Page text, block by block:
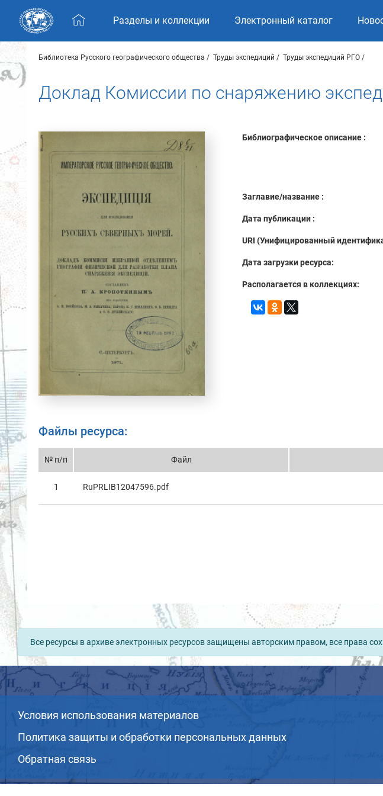
Skip navigation
Разделы и коллекции Электронный каталог
Библиотека Русского географического общества Труды экспедиций Труды экспедиций РГО
Доклад Комиссии по снаряжению
Библиографическое описание :
Заглавие/название :
Дата публикации :
URI (Унифицированный
Дата загрузки ресурса:
Располагается в коллекциях:
Файлы ресурса:
№ п/п Файл
1 RuPRLIB12047596.pdf
Все ресурсы в архиве электронных ресурсов защищены авторским правом, все права
Условия использования материалов
Политика защиты и обработки персональных данных
Обратная связь